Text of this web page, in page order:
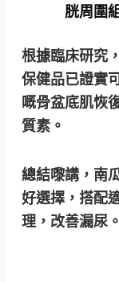
胱周圍
根據臨床研究
保健品已證實
嘅骨盆底肌恢
質素。
總結嚟講，南
好選擇，搭配
理，改善漏尿。